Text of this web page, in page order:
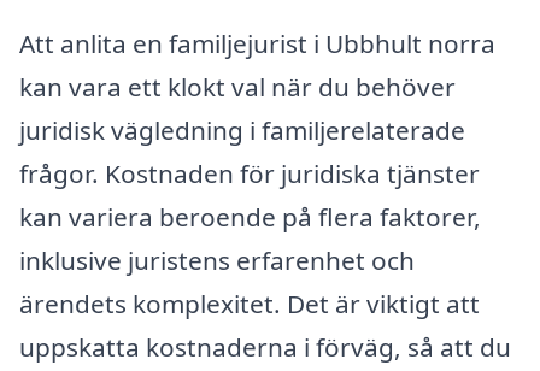
Att anlita en familjejurist i Ubbhult norra
kan vara ett klokt val när du behöver
juridisk vägledning i familjerelaterade
frågor. Kostnaden för juridiska tjänster
kan variera beroende på flera faktorer,
inklusive juristens erfarenhet och
ärendets komplexitet. Det är viktigt att
uppskatta kostnaderna i förväg, så att du